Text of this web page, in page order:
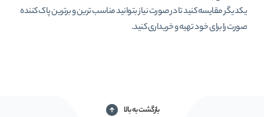
یکدیگر مقایسه کنید تا در صورت نیاز بتوانید مناسب ترین و برترین پاک کننده
صورت را برای خود تهیه و خریداری کنید.
بازگشت به بالا